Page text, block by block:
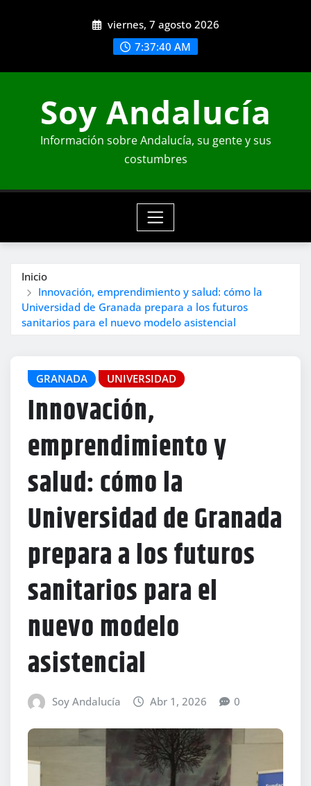
viernes, 7 agosto 2026
7:37:42 AM
Soy Andalucía
Información sobre Andalucía, su gente y sus
costumbres
Inicio
Innovación, emprendimiento y salud: cómo la
Universidad de Granada prepara a los futuros
sanitarios para el nuevo modelo asistencial
GRANADA UNIVERSIDAD
Innovación,
emprendimiento y
salud: cómo la
Universidad de Granada
prepara a los futuros
sanitarios para el
nuevo modelo
asistencial
Soy Andalucía Abr 1, 2026 0